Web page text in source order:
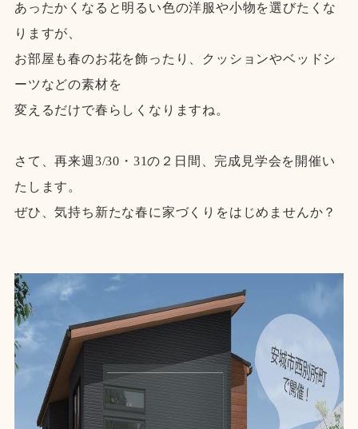
あったかくなると明るい色の洋服や小物を選びたくな
りますが、
お部屋も春のお花を飾ったり、クッションやベッドシ
ーツなどの素材を
変えるだけで春らしくなりますね。
さて、再来週3/30・31の２日間、完成見学会を開催い
たします。
ぜひ、気持ち新たな春に家づくりをはじめませんか？